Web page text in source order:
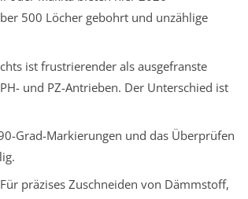
500 Löcher gebohrt und unzählige
ist frustrierender als ausgefranste
und PZ-Antrieben. Der Unterschied ist
Grad-Markierungen und das Überprüfen
präzises Zuschneiden von Dämmstoff,